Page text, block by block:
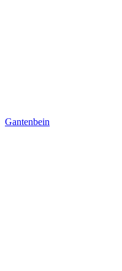
Gantenbein